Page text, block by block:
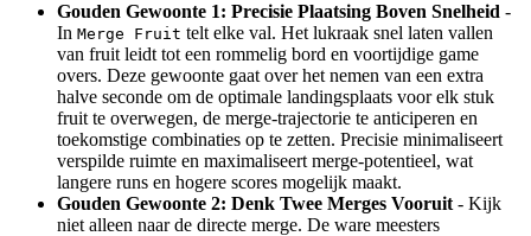
Gouden Gewoonte 1: Precisie Plaatsing Boven Snelheid -
In Merge Fruit telt elke val. Het lukraak snel laten vallen
van fruit leidt tot een rommelig bord en voortijdige game
overs. Deze gewoonte gaat over het nemen van een extra
halve seconde om de optimale landingsplaats voor elk stuk
fruit te overwegen, de merge-trajectorie te anticiperen en
toekomstige combinaties op te zetten. Precisie minimaliseert
verspilde ruimte en maximaliseert merge-potentieel, wat
langere runs en hogere scores mogelijk maakt.
Gouden Gewoonte 2: Denk Twee Merges Vooruit - Kijk
niet alleen naar de directe merge. De ware meesters